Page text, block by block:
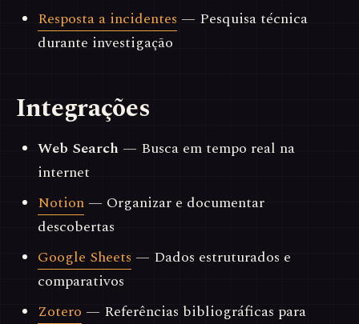
Resposta a incidentes — Pesquisa técnica
durante investigação
Integrações
Web Search — Busca em tempo real na
internet
Notion — Organizar e documentar
descobertas
Google Sheets — Dados estruturados e
comparativos
Zotero — Referências bibliográficas para